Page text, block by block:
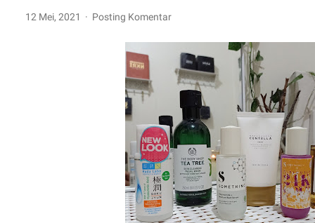
12 Mei, 2021 Posting Komentar